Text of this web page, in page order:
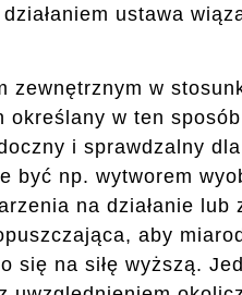
ustawa
zewnętrznym w
określany w ten
i sprawdzalny dla
być np. wytworem
na działanie lub
aby
się na siłę wyższą.